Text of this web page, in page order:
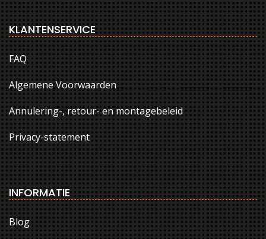
KLANTENSERVICE
FAQ
Algemene Voorwaarden
Annulering-, retour- en montagebeleid
Privacy-statement
INFORMATIE
Blog